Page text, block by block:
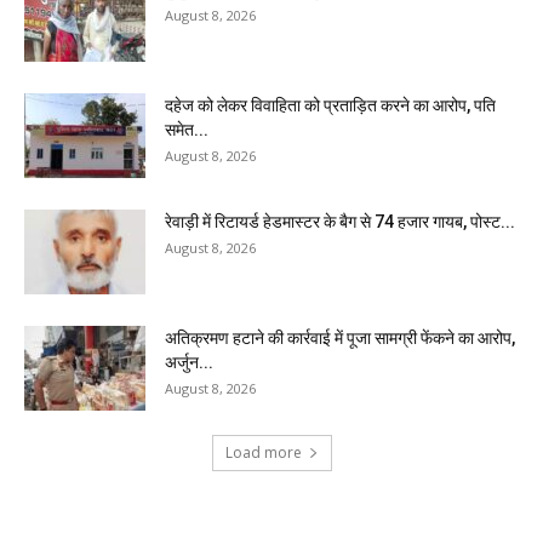
August 8, 2026
दहेज को लेकर विवाहिता को प्रताड़ित करने का आरोप, पति
समेत...
August 8, 2026
रेवाड़ी में रिटायर्ड हेडमास्टर के बैग से ₹74 हजार गायब, पोस्ट...
August 8, 2026
अतिक्रमण हटाने की कार्रवाई में पूजा सामग्री फेंकने का आरोप,
अर्जुन...
August 8, 2026
Load more